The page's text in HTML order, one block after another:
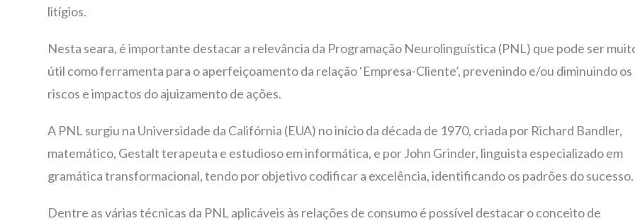
litígios.
Nesta seara, é importante destacar a relevância da Programação Neurolinguística (PNL) que pode ser
útil como ferramenta para o aperfeiçoamento da relação ‘Empresa-Cliente’, prevenindo e/ou diminuindo os
riscos e impactos do ajuizamento de ações.
A PNL surgiu na Universidade da Califórnia (EUA) no início da década de 1970, criada por Richard Bandler,
matemático, Gestalt terapeuta e estudioso em informática, e por John Grinder, linguista especializado em
gramática transformacional, tendo por objetivo codificar a excelência, identificando os padrões do sucesso.
Dentre as várias técnicas da PNL aplicáveis às relações de consumo é possível destacar o conceito de